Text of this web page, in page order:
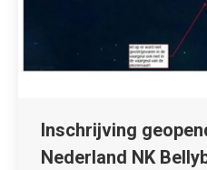
Inschrijving
Nederland NK